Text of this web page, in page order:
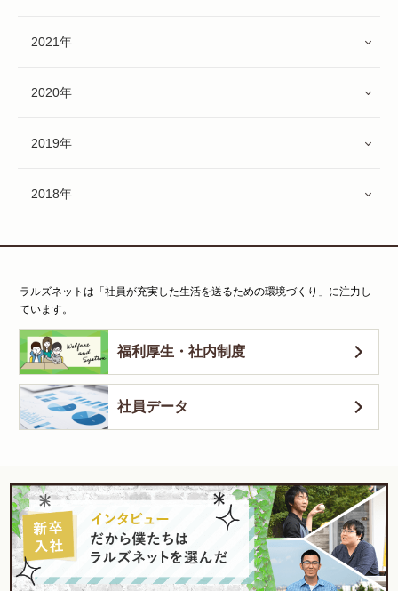
2021年
2020年
2019年
2018年
ラルズネットは「社員が充実した生活を送るための環境づくり」に注力し
ています。
福利厚生・社内制度
社員データ